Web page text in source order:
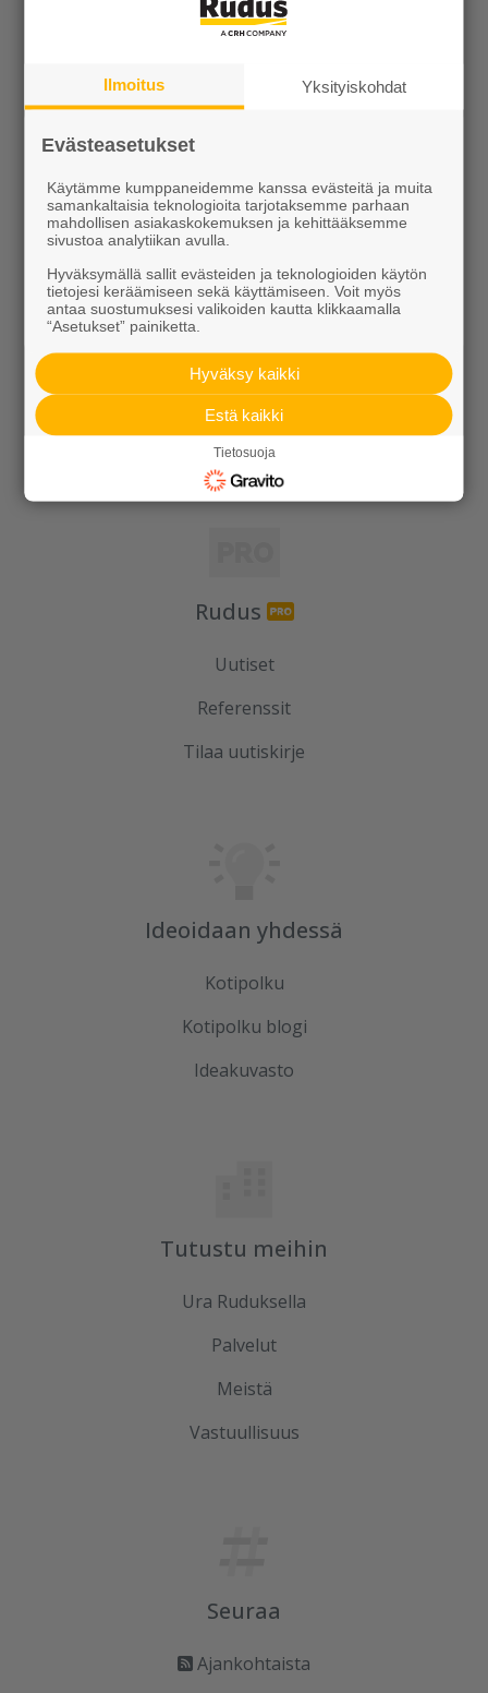
Kiviainekset
Pihakivet ja maisematuotteet
Infraelementit
Julkisivuelementit
Louhinta, murskaus, esirakentaminen
Kierrätys
Rudus
Uutiset
Referenssit
Tilaa uutiskirje
Ideoidaan yhdessä
Kotipolku
Kotipolku blogi
Ideakuvasto
Tutustu meihin
Ura Ruduksella
Palvelut
Meistä
Vastuullisuus
Seuraa
Ajankohtaista
Ilmoitus Yksityiskohdat
Evästeasetukset
Käytämme kumppaneidemme kanssa evästeitä ja muita
samankaltaisia teknologioita tarjotaksemme parhaan
mahdollisen asiakaskokemuksen ja kehittääksemme
sivustoa analytiikan avulla.
Hyväksymällä sallit evästeiden ja teknologioiden käytön
tietojesi keräämiseen sekä käyttämiseen. Voit myös
antaa suostumuksesi valikoiden kautta klikkaamalla
“Asetukset” painiketta.
Hyväksy kaikki
Estä kaikki
Tietosuoja